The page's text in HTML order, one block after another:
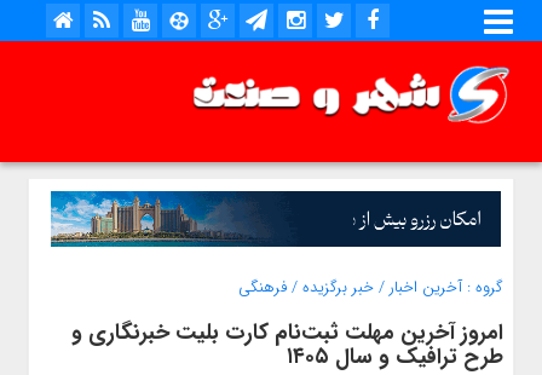
گروه :آخرین اخبار /خبر برگزیده/فرهنگی
امروز آخرین مهلت ثبت‌نام کارت بلیت خبرنگاری و
طرح ترافیک و سال ۱۴۰۵